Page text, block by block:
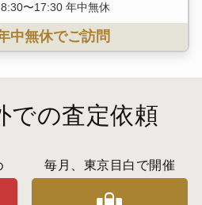
〜17:30 年中無休
中無休でご訪問
での査定依頼
毎月、東京目白で開催